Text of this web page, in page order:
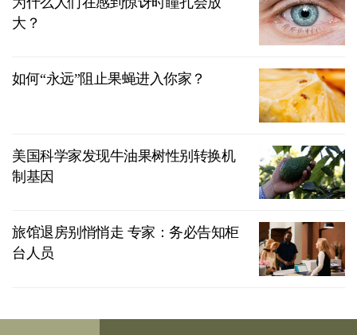
大？
如何“永远”阻止果蝇进入你家？
美国科学家发现牛油果树性别转换机
制基因
旅馆退房别悄悄走 专家：务必告知柜
台人员